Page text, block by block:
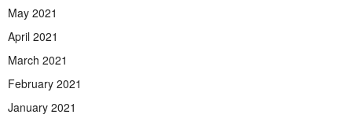
May 2021
April 2021
March 2021
February 2021
January 2021